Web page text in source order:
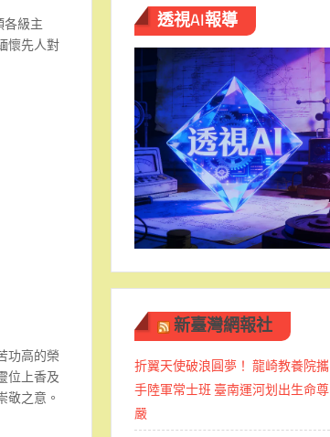
各級主
懷先人對
功高的榮
位上香及
敬之意。
透視AI報導
新臺灣網報社
折翼天使破浪圓夢！ 龍崎教養院攜
手陸軍常士班 ​臺南運河划出生命尊
嚴